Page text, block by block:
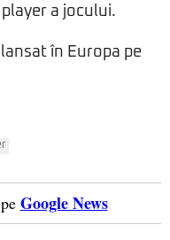
a jocului.
în Europa pe
Google News